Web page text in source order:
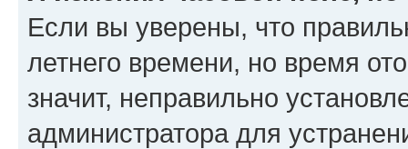
Если вы уверены, что
летнего времени, но время
значит, неправильно
администратора для